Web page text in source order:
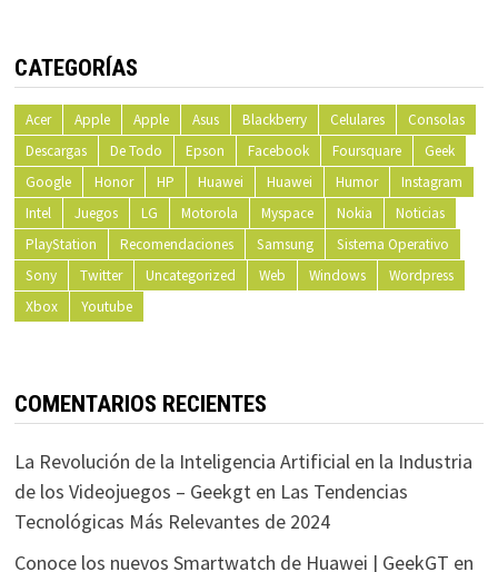
CATEGORÍAS
Acer Apple Apple Asus Blackberry Celulares
Consolas
Descargas
De Todo Epson Facebook Foursquare
Geek
Google
Honor HP Huawei Huawei Humor
Instagram
Intel
Juegos LG Motorola Myspace Nokia
Noticias
PlayStation
Recomendaciones Samsung
Sistema Operativo
Sony
Twitter Uncategorized Web Windows
Wordpress
Xbox
Youtube
COMENTARIOS RECIENTES
La Revolución de la Inteligencia Artificial en la Industria
de los Videojuegos – Geekgten Las Tendencias
Tecnológicas Más Relevantes de 2024
Conoce los nuevos Smartwatch de Huawei | GeekGT en